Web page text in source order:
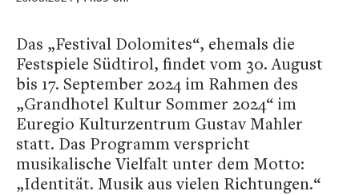
Das „Festival Dolomites“, ehemals die
Festspiele Südtirol, findet vom 30. August
bis 17. September 2024 im Rahmen des
„Grandhotel Kultur Sommer 2024“ im
Euregio Kulturzentrum Gustav Mahler
statt. Das Programm verspricht
musikalische Vielfalt unter dem Motto:
„Identität. Musik aus vielen Richtungen.“